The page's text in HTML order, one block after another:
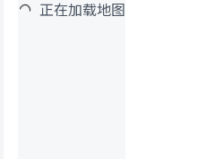
正在加载地图